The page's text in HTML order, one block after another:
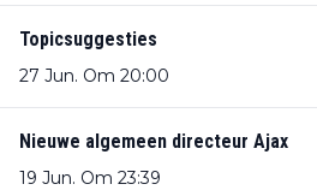
Topicsuggesties
27 Jun. Om 20:00
Nieuwe algemeen directeur Ajax
19 Jun. Om 23:39